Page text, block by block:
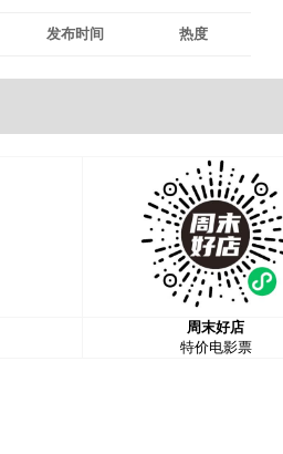
发布时间 热度
周末好店
特价电影票